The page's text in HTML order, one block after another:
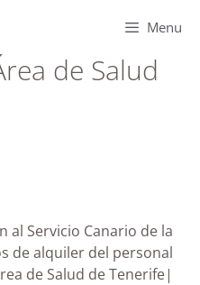
Menu
de Salud
al Servicio Canario de la
de alquiler del personal
de Salud de Tenerife|